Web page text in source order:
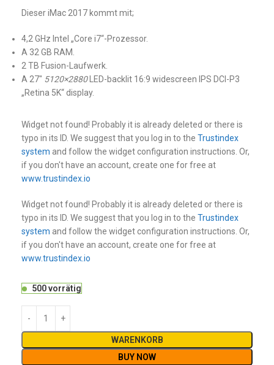
Dieser iMac 2017 kommt mit;
4,2 GHz Intel „Core i7“-Prozessor.
A 32 GB RAM.
2 TB Fusion-Laufwerk.
A 27″ 5120×2880LED-backlit 16:9 widescreen IPS DCI-P3
„Retina 5K“ display.
Widget not found! Probably it is already deleted or there is
typo in its ID. We suggest that you log in to the Trustindex
system and follow the widget configuration instructions. Or,
if you don't have an account, create one for free at
www.trustindex.io
Widget not found! Probably it is already deleted or there is
typo in its ID. We suggest that you log in to the Trustindex
system and follow the widget configuration instructions. Or,
if you don't have an account, create one for free at
www.trustindex.io
500 vorrätig
WARENKORB
BUY NOW